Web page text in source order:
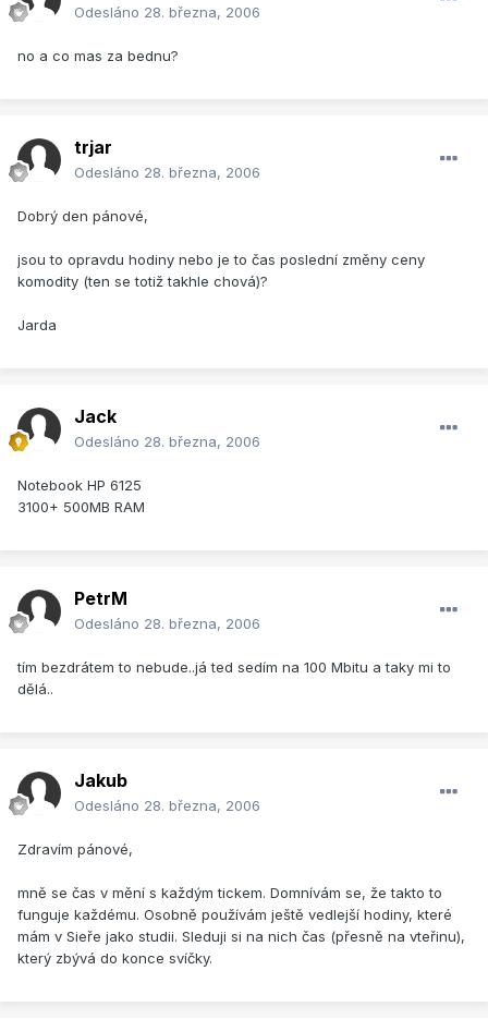
Odesláno 28. března, 2006
no a co mas za bednu?
trjar
Odesláno 28. března, 2006
Dobrý den pánové,
jsou to opravdu hodiny nebo je to čas poslední změny ceny
komodity (ten se totiž takhle chová)?
Jarda
Jack
Odesláno 28. března, 2006
Notebook HP 6125
3100+ 500MB RAM
PetrM
Odesláno 28. března, 2006
tím bezdrátem to nebude..já ted sedím na 100 Mbitu a taky mi to
dělá..
Jakub
Odesláno 28. března, 2006
Zdravím pánové,
mně se čas v mění s každým tickem. Domnívám se, že takto to
funguje každému. Osobně používám ještě vedlejší hodiny, které
mám v Sieře jako studii. Sleduji si na nich čas (přesně na vteřinu),
který zbývá do konce svíčky.